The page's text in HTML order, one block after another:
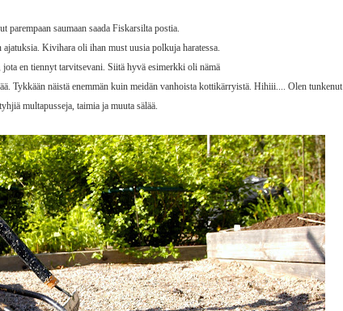
parempaan saumaan saada Fiskarsilta postia.
ajatuksia. Kivihara oli ihan must uusia polkuja haratessa.
jota en tiennyt tarvitsevani. Siitä hyvä esimerkki oli nämä
Tykkään näistä enemmän kuin meidän vanhoista kottikärryistä. Hihiii.... Olen tunkenut
multapusseja, taimia ja muuta sälää.